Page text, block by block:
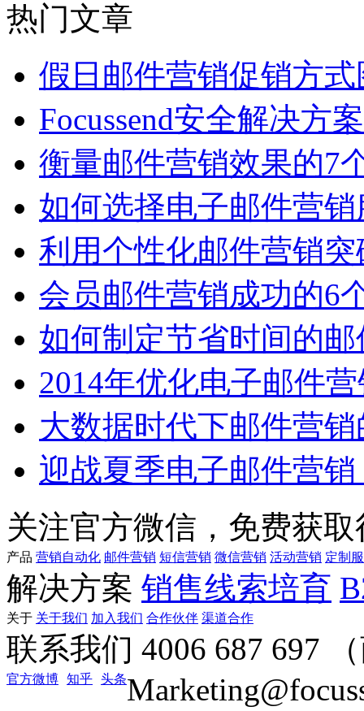
热门文章
假日邮件营销促销方
Focussend安全解决方
衡量邮件营销效果的7
如何选择电子邮件营
利用个性化邮件营销
会员邮件营销成功的6
如何制定节省时间的
2014年优化电子邮件
大数据时代下邮件营
迎战夏季电子邮件营销
关注官方微信，免费获
产品 营销自动化 邮件营销 短信营销 微信营销 活动营销 定制
解决方案 销售线索培育
关于 关于我们 加入我们 合作伙伴 渠道合作
联系我们 4006 687 697
官方微博 知乎 头条